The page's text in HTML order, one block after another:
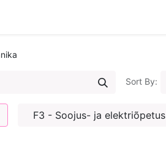
Sort By:
F3 - Soojus- ja elektriõpetus